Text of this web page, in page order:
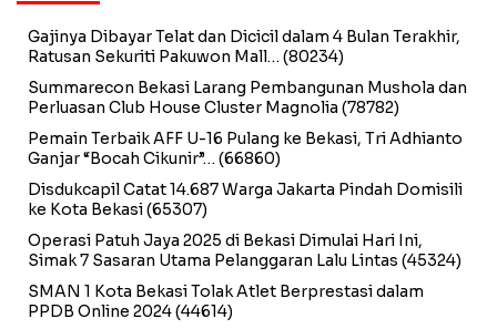
Gajinya Dibayar Telat dan Dicicil dalam 4 Bulan Terakhir,
Ratusan Sekuriti Pakuwon Mall… (80234)
Summarecon Bekasi Larang Pembangunan Mushola dan
Perluasan Club House Cluster Magnolia (78782)
Pemain Terbaik AFF U-16 Pulang ke Bekasi, Tri Adhianto
Ganjar “Bocah Cikunir”… (66860)
Disdukcapil Catat 14.687 Warga Jakarta Pindah Domisili
ke Kota Bekasi(65307)
Operasi Patuh Jaya 2025 di Bekasi Dimulai Hari Ini,
Simak 7 Sasaran Utama Pelanggaran Lalu Lintas (45324)
SMAN 1 Kota Bekasi Tolak Atlet Berprestasi dalam
PPDB Online 2024(44614)